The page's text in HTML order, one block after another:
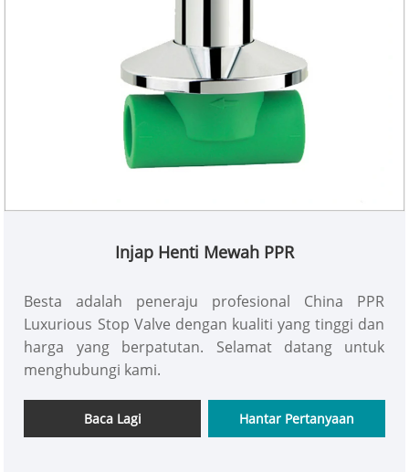
Injap Henti Mewah PPR
Besta adalah peneraju profesional China PPR
Luxurious Stop Valve dengan kualiti yang tinggi dan
harga yang berpatutan. Selamat datang untuk
menghubungi kami.
Baca Lagi Hantar Pertanyaan